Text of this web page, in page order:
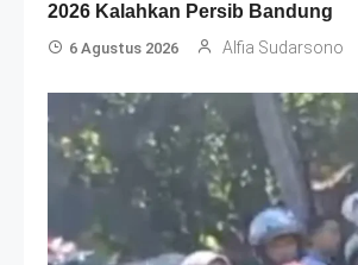
2026 Kalahkan Persib Bandung
6 Agustus 2026 Alfia Sudarsono